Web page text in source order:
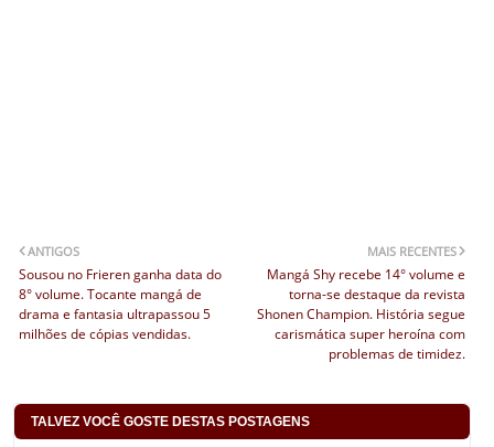
MAIS RECENTES
Mangá Shy recebe 14° volume e
torna-se destaque da revista
Shonen Champion. História segue
carismática super heroína com
problemas de timidez.
ANTIGOS
Sousou no Frieren ganha data do
8° volume. Tocante mangá de
drama e fantasia ultrapassou 5
milhões de cópias vendidas.
TALVEZ VOCÊ GOSTE DESTAS POSTAGENS